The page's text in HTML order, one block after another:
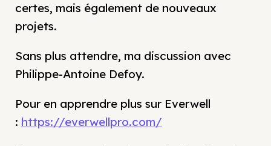
certes, mais également de nouveaux
projets.
Sans plus attendre, ma discussion avec
Philippe-Antoine Defoy.
Pour en apprendre plus sur Everwell
: https://everwellpro.com/